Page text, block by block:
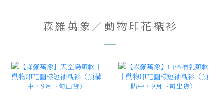
森羅萬象／動物印花襯衫